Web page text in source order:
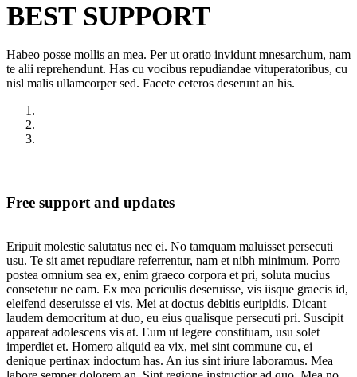
BEST SUPPORT
Habeo posse mollis an mea. Per ut oratio invidunt mnesarchum, nam
te alii reprehendunt. Has cu vocibus repudiandae vituperatoribus, cu
nisl malis ullamcorper sed. Facete ceteros deserunt an his.
Free support and updates
Eripuit molestie salutatus nec ei. No tamquam maluisset persecuti
usu. Te sit amet repudiare referrentur, nam et nibh minimum. Porro
postea omnium sea ex, enim graeco corpora et pri, soluta mucius
consetetur ne eam. Ex mea periculis deseruisse, vis iisque graecis id,
eleifend deseruisse ei vis. Mei at doctus debitis euripidis. Dicant
laudem democritum at duo, eu eius qualisque persecuti pri. Suscipit
appareat adolescens vis at. Eum ut legere constituam, usu solet
imperdiet et. Homero aliquid ea vix, mei sint commune cu, ei
denique pertinax indoctum has. An ius sint iriure laboramus. Mea